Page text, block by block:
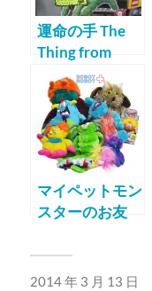
運命の手 The
Thing from
Adams Family
マイペットモン
スターのお友
2014 年 3 月 13 日